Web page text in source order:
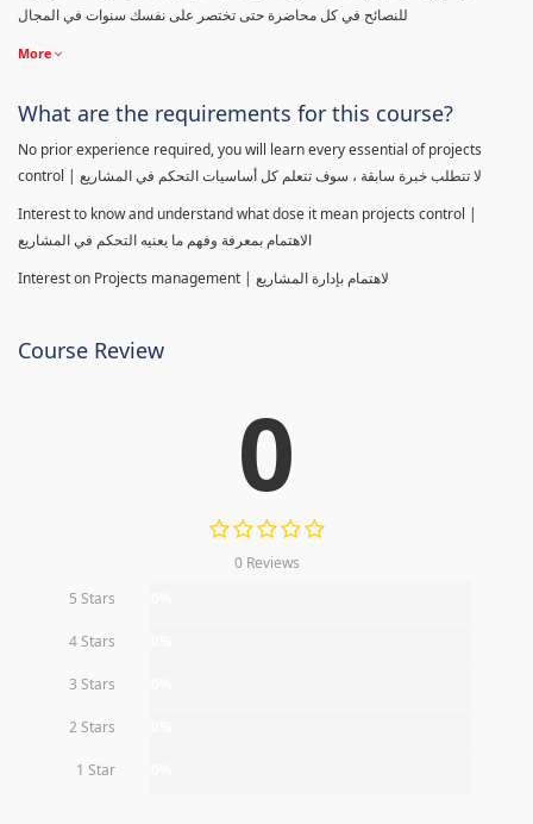
للنصائح في كل محاضرة حتى تختصر على نفسك سنوات في المجال
More
What are the requirements for this course?
No prior experience required, you will learn every essential of projects
control | لا تتطلب خبرة سابقة ، سوف تتعلم كل أساسيات التحكم في المشاريع
Interest to know and understand what dose it mean projects control |
الاهتمام بمعرفة وفهم ما يعنيه التحكم في المشاريع
Interest on Projects management | لاهتمام بإدارة المشاريع
Course Review
0
0 Reviews
5 Stars
4 Stars
3 Stars
2 Stars
1 Star